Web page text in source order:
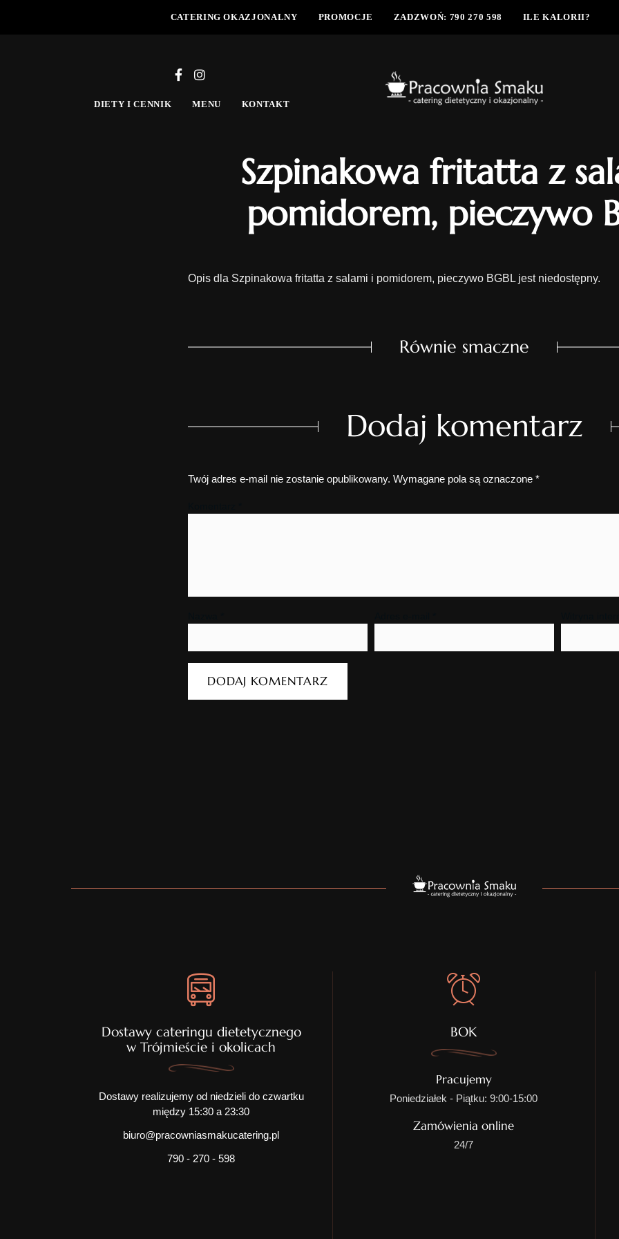
CATERING OKAZJONALNY PROMOCJE ZADZWOŃ: 790 270 598 ILE KALORII?
DIETY I CENNIK MENU KONTAKT
Szpinakowa fritatta z
pomidorem, pieczywo
Opis dla Szpinakowa fritatta z salami i pomidorem, pieczywo BGBL jest niedostępny.
Równie smaczne
Dodaj komentarz
Twój adres e-mail nie zostanie opublikowany. Wymagane pola są oznaczone *
Dostawy cateringu dietetycznego
w Trójmieście i okolicach
Dostawy realizujemy od niedzieli do czwartku
między 15:30 a 23:30
biuro@pracowniasmakucatering.pl
790 - 270 - 598
BOK
Pracujemy
Poniedziałek - Piątku: 9:00-15:00
Zamówienia online
24/7